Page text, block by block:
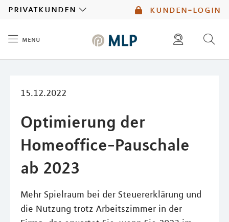
kunden-login
privatkunden
menü
15.12.2022
Optimierung der
Homeoffice-Pauschale
ab 2023
Mehr Spielraum bei der Steuererklärung und
die Nutzung trotz Arbeitszimmer in der